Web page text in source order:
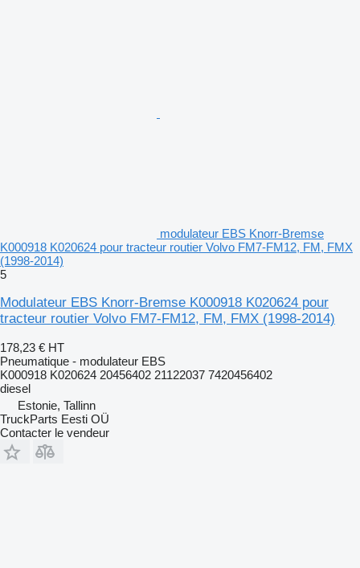
modulateur EBS Knorr-Bremse
K000918 K020624 pour tracteur routier Volvo FM7-FM12, FM, FMX
(1998-2014)
5
Modulateur EBS Knorr-Bremse K000918 K020624 pour
tracteur routier Volvo FM7-FM12, FM, FMX (1998-2014)
178,23 € HT
Pneumatique - modulateur EBS
K000918 K020624 20456402 21122037 7420456402
diesel
Estonie, Tallinn
TruckParts Eesti OÜ
Contacter le vendeur